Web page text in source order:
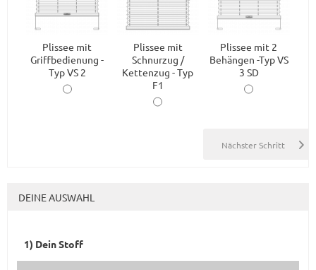
Plissee mit
Griffbedienung -
Typ VS 2
Plissee mit
Schnurzug /
Kettenzug - Typ
F1
Plissee mit 2
Behängen -Typ VS
3 SD
DEINE AUSWAHL
1) Dein Stoff